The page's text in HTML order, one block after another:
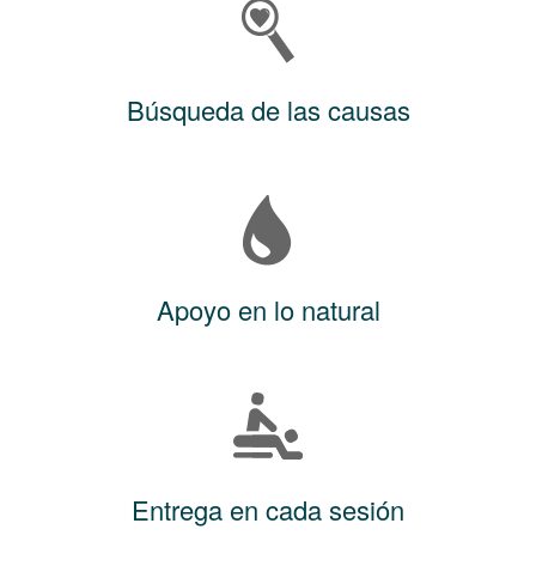
Búsqueda de las causas
Apoyo en lo natural
Entrega en cada sesión